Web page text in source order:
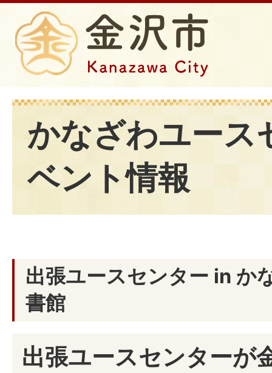
かなざわユース
ベント情報
出張ユースセンター in か
書館
出張ユースセンターが